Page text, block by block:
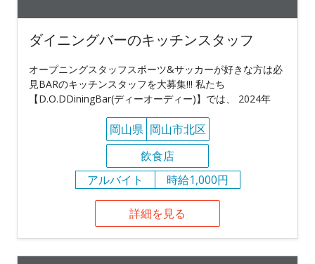
ダイニングバーのキッチンスタッフ
オープニングスタッフスポーツ&サッカーが好きな方は必
見BARのキッチンスタッフを大募集!!! 私たち
【D.O.DDiningBar(ディーオーディー)】では、 2024年
岡山県 岡山市北区
飲食店
アルバイト
時給1,000円
詳細を見る